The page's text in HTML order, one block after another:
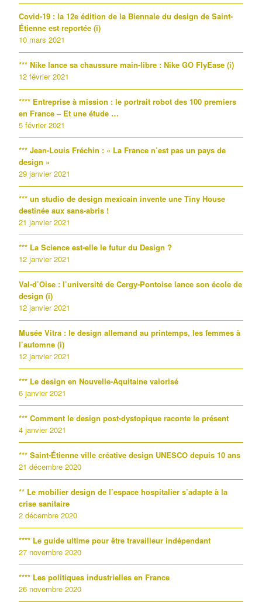
Covid-19 : la 12e édition de la Biennale du design de Saint-
Étienne est reportée (i)
10 mars 2021
*** Nike lance sa chaussure main-libre : Nike GO FlyEase (i)
12 février 2021
**** Entreprise à mission : le portrait robot des 100 premiers
en France – Et une étude …
5 février 2021
*** Jean-Louis Fréchin : « La France n’est pas un pays de
design »
29 janvier 2021
*** un studio de design mexicain invente une Tiny House
destinée aux sans-abris !
21 janvier 2021
*** La Science est-elle le futur du Design ?
12 janvier 2021
Val-d’Oise : l’université de Cergy-Pontoise lance son école de
design (i)
12 janvier 2021
Musée Vitra : le design allemand au printemps, les femmes à
l’automne (i)
12 janvier 2021
*** Le design en Nouvelle-Aquitaine valorisé
6 janvier 2021
*** Comment le design post-dystopique raconte le présent
4 janvier 2021
*** Saint-Étienne ville créative design UNESCO depuis 10 ans
21 décembre 2020
** Le mobilier design de l’espace hospitalier s’adapte à la
crise sanitaire
2 décembre 2020
**** Le guide ultime pour être travailleur indépendant
27 novembre 2020
**** Les politiques industrielles en France
26 novembre 2020